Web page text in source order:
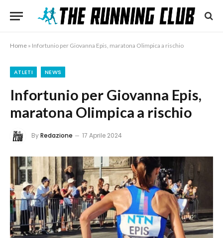
Home » Infortunio per Giovanna Epis, maratona Olimpica a rischio
ATLETI NEWS
Infortunio per Giovanna Epis,
maratona Olimpica a rischio
ByRedazione 17 Aprile 2024